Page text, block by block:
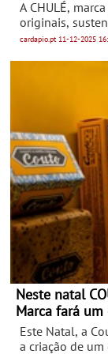
A CHULÉ,
originais,
Portugal, acaba
abertura
procura
preços que
cardapio.pt 11-12-2025
Neste natal
Marca fará
e online
Este Natal, a
a criação de